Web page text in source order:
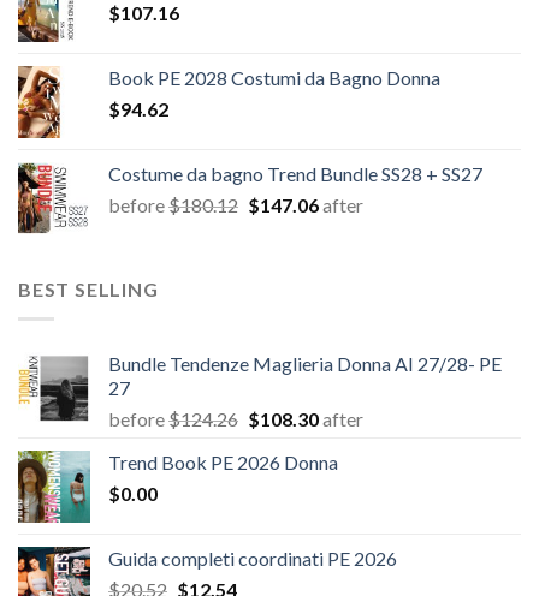
$107.16
Book PE 2028 Costumi da Bagno Donna
$94.62
Costume da bagno Trend Bundle SS28 + SS27
before$180.12 Il
$147.06Il
after
BEST SELLING
Bundle Tendenze Maglieria Donna AI 27/28- PE
27
before$124.26 Il
originale
$108.30Il
attuale
after
Trend Book PE 2026 Donna
$0.00
Guida completi coordinati PE 2026
$20.52 Il
$12.54Il